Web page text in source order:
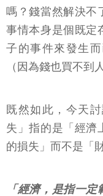
嗎？錢當然解決不
事情本身是個既定
子的事件來發生
（因為錢也買不到
既然如此，今天
失」指的是「經濟
的損失」而不是「
「經濟，是指一